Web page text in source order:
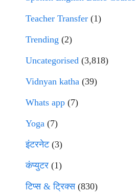
Teacher Transfer (1)
Trending (2)
Uncategorised (3,818)
Vidnyan katha (39)
Whats app (7)
Yoga (7)
इंटरनेट(3)
कंप्युटर (1)
टिप्स & ट्रिक्स(830)